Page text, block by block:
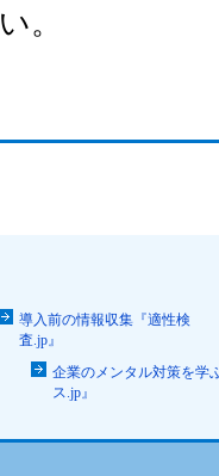
い。
導入前の情報収集『適性検
査.jp』
企業のメンタル対策を学
ス.jp』